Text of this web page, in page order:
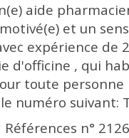
aide
et un
expérience de
d'officine , qui
toute
numéro suivant:
Références n°